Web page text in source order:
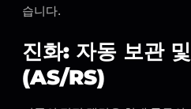
습니다.
진화: 자동 보관
(AS/RS)